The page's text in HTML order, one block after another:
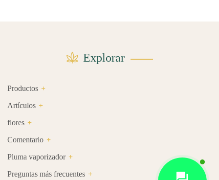
Explorar
Productos
Artículos
flores
Comentario
Pluma vaporizador
Preguntas más frecuentes